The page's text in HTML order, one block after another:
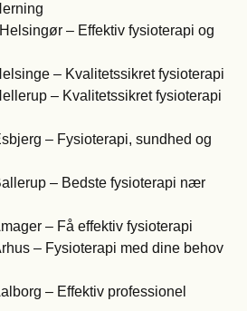
– Effektiv fysioterapi og
– Kvalitetssikret fysioterapi
– Kvalitetssikret fysioterapi
– Fysioterapi, sundhed og
– Bedste fysioterapi nær
– Få effektiv fysioterapi
– Fysioterapi med dine behov
– Effektiv professionel